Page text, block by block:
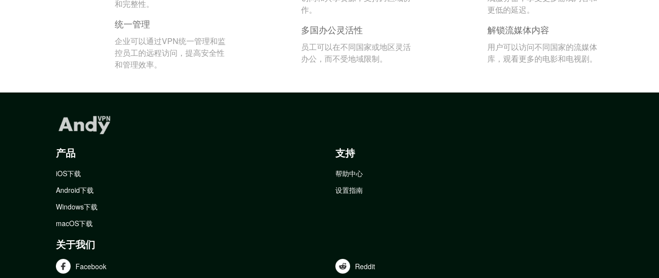
和完整性。
统一管理
企业可以通过VPN统一管理和监
控员工的远程访问，提高安全性
和管理效率。
作。
多国办公灵活性
员工可以在不同国家或地区灵活
办公，而不受地域限制。
更低的延迟。
解锁流媒体内容
用户可以访问不同国家的流媒体
库，观看更多的电影和电视剧。
产品
iOS下载
Android下载
Windows下载
macOS下载
支持
帮助中心
设置指南
关于我们
Facebook Reddit